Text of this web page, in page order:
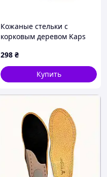
Кожаные стельки с
корковым деревом Kaps
298 ₴
Купить